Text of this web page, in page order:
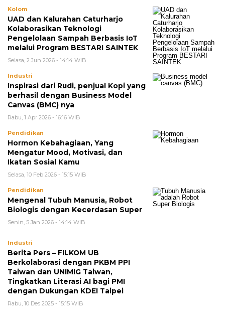
Kolom
UAD dan Kalurahan Caturharjo
Kolaborasikan Teknologi
Pengelolaan Sampah Berbasis IoT
melalui Program BESTARI SAINTEK
Selasa, 2 Jun 2026 - 14:14 WIB
Industri
Inspirasi dari Rudi, penjual Kopi yang
berhasil dengan Business Model
Canvas (BMC) nya
Rabu, 1 Apr 2026 - 16:16 WIB
Pendidikan
Hormon Kebahagiaan, Yang
Mengatur Mood, Motivasi, dan
Ikatan Sosial Kamu
Selasa, 10 Feb 2026 - 15:15 WIB
Pendidikan
Mengenal Tubuh Manusia, Robot
Biologis dengan Kecerdasan Super
Senin, 5 Jan 2026 - 14:14 WIB
Industri
Berita Pers – FILKOM UB
Berkolaborasi dengan PKBM PPI
Taiwan dan UNIMIG Taiwan,
Tingkatkan Literasi AI bagi PMI
dengan Dukungan KDEI Taipei
Rabu, 10 Des 2025 - 15:15 WIB